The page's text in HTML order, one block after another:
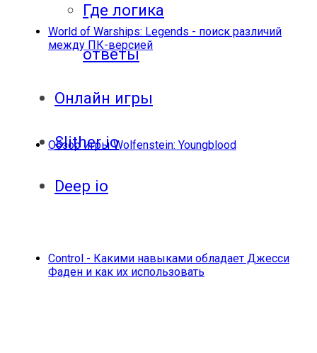
Где логика
ответы
Онлайн игры
Slither io
Deep io
World of Warships: Legends - поиск различий
между ПК-версией
Обзор игры Wolfenstein: Youngblood
Control - Какими навыками обладает Джесси
Фаден и как их использовать